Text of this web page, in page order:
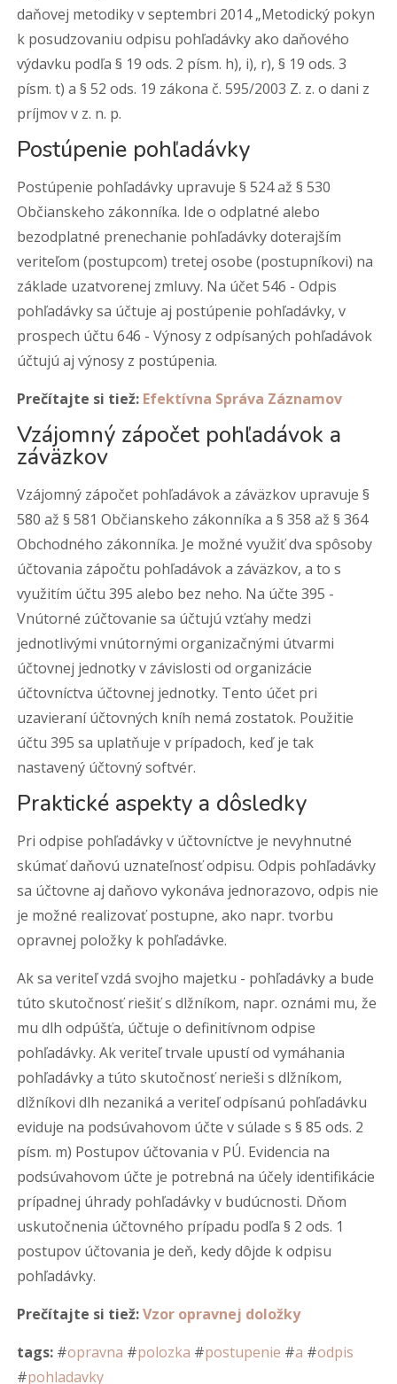
daňovej metodiky v septembri 2014 „Metodický pokyn
k posudzovaniu odpisu pohľadávky ako daňového
výdavku podľa § 19 ods. 2 písm. h), i), r), § 19 ods. 3
písm. t) a § 52 ods. 19 zákona č. 595/2003 Z. z. o dani z
príjmov v z. n. p.
Postúpenie pohľadávky
Postúpenie pohľadávky upravuje § 524 až § 530
Občianskeho zákonníka. Ide o odplatné alebo
bezodplatné prenechanie pohľadávky doterajším
veriteľom (postupcom) tretej osobe (postupníkovi) na
základe uzatvorenej zmluvy. Na účet 546 - Odpis
pohľadávky sa účtuje aj postúpenie pohľadávky, v
prospech účtu 646 - Výnosy z odpísaných pohľadávok
účtujú aj výnosy z postúpenia.
Prečítajte si tiež: Efektívna Správa Záznamov
Vzájomný zápočet pohľadávok a
záväzkov
Vzájomný zápočet pohľadávok a záväzkov upravuje §
580 až § 581 Občianskeho zákonníka a § 358 až § 364
Obchodného zákonníka. Je možné využiť dva spôsoby
účtovania zápočtu pohľadávok a záväzkov, a to s
využitím účtu 395 alebo bez neho. Na účte 395 -
Vnútorné zúčtovanie sa účtujú vzťahy medzi
jednotlivými vnútornými organizačnými útvarmi
účtovnej jednotky v závislosti od organizácie
účtovníctva účtovnej jednotky. Tento účet pri
uzavieraní účtovných kníh nemá zostatok. Použitie
účtu 395 sa uplatňuje v prípadoch, keď je tak
nastavený účtovný softvér.
Praktické aspekty a dôsledky
Pri odpise pohľadávky v účtovníctve je nevyhnutné
skúmať daňovú uznateľnosť odpisu. Odpis pohľadávky
sa účtovne aj daňovo vykonáva jednorazovo, odpis nie
je možné realizovať postupne, ako napr. tvorbu
opravnej položky k pohľadávke.
Ak sa veriteľ vzdá svojho majetku - pohľadávky a bude
túto skutočnosť riešiť s dlžníkom, napr. oznámi mu, že
mu dlh odpúšťa, účtuje o definitívnom odpise
pohľadávky. Ak veriteľ trvale upustí od vymáhania
pohľadávky a túto skutočnosť nerieši s dlžníkom,
dlžníkovi dlh nezaniká a veriteľ odpísanú pohľadávku
eviduje na podsúvahovom účte v súlade s § 85 ods. 2
písm. m) Postupov účtovania v PÚ. Evidencia na
podsúvahovom účte je potrebná na účely identifikácie
prípadnej úhrady pohľadávky v budúcnosti. Dňom
uskutočnenia účtovného prípadu podľa § 2 ods. 1
postupov účtovania je deň, kedy dôjde k odpisu
pohľadávky.
Prečítajte si tiež:Vzor opravnej doložky
tags: #opravna #polozka #postupenie #a #odpis
#pohladavky